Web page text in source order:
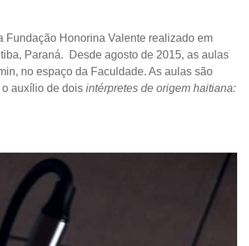
Fundação Honorina Valente realizado em
Paraná. Desde agosto de 2015, as aulas
no espaço da Faculdade. As aulas são
o auxílio de dois intérpretes de origem haitiana: